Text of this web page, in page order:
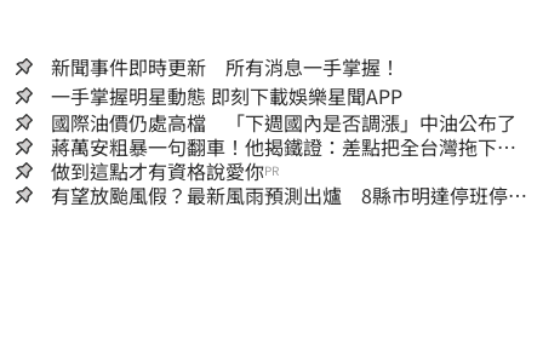
新聞事件即時更新 所有消息一手掌握！
一手掌握明星動態 即刻下載娛樂星聞APP
國際油價仍處高檔 「下週國內是否調漲」中油公布了
蔣萬安粗暴一句翻車！他揭鐵證：差點把全台灣拖下水
哪時道歉
做到這點才有資格說愛你PR
有望放颱風假？最新風雨預測出爐 8縣市明達停班停課